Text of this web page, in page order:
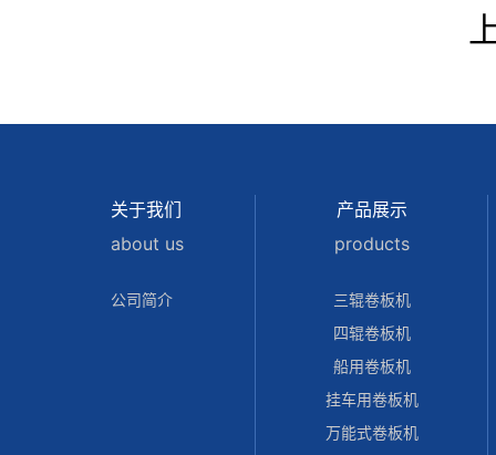
关于我们
about us
公司简介
产品展示
products
三辊卷板机
四辊卷板机
船用卷板机
挂车用卷板机
万能式卷板机